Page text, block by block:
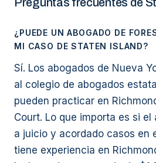
¿PUEDE UN ABOGADO DE
MI CASO DE STATEN ISLAND?
Sí. Los abogados de Nueva
al colegio de abogados
pueden practicar en
Court. Lo que importa es si
a juicio y acordado casos en
tiene experiencia en